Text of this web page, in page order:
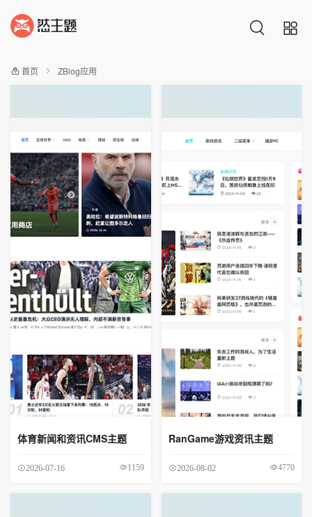
首页 ZBlog应用
体育新闻和资讯CMS主题
2026-07-16 1159
RanGame游戏资讯主题
2026-08-02 4770